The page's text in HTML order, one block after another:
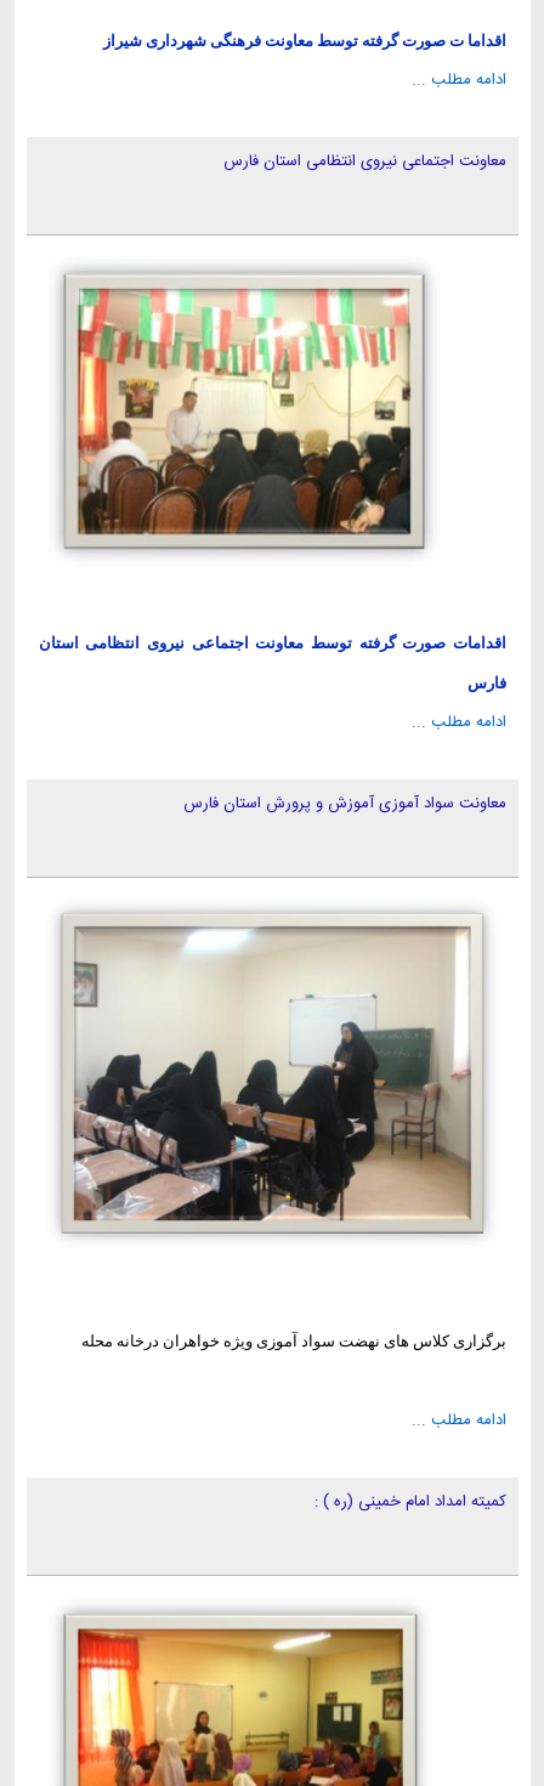
اقداما ت صورت گرفته توسط معاونت فرهنگی شهرداری شیراز
ادامه مطلب ...
معاونت اجتماعی نیروی انتظامی استان فارس
اقدامات صورت گرفته توسط معاونت اجتماعی نیروی انتظامی استان
فارس
ادامه مطلب ...
معاونت سواد آموزی آموزش و پرورش استان فارس
برگزاری کلاس های نهضت سواد آموزی ویژه خواهران درخانه محله
ادامه مطلب ...
کمیته امداد امام خمینی (ره ) :